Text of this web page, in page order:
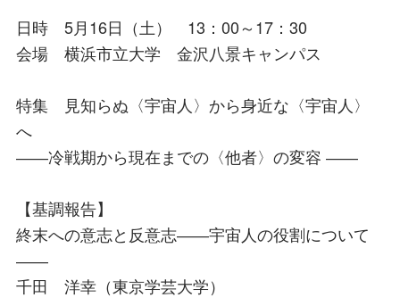
日時 5月16日（土） 13：00～17：30
会場 横浜市立大学 金沢八景キャンパス
特集 見知らぬ〈宇宙人〉から身近な〈宇宙人〉
へ
――冷戦期から現在までの〈他者〉の変容 ――
【基調報告】
終末への意志と反意志――宇宙人の役割について
――
千田 洋幸（東京学芸大学）